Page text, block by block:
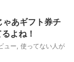
あギフト券チ
よね！
ュー 使ってない人が